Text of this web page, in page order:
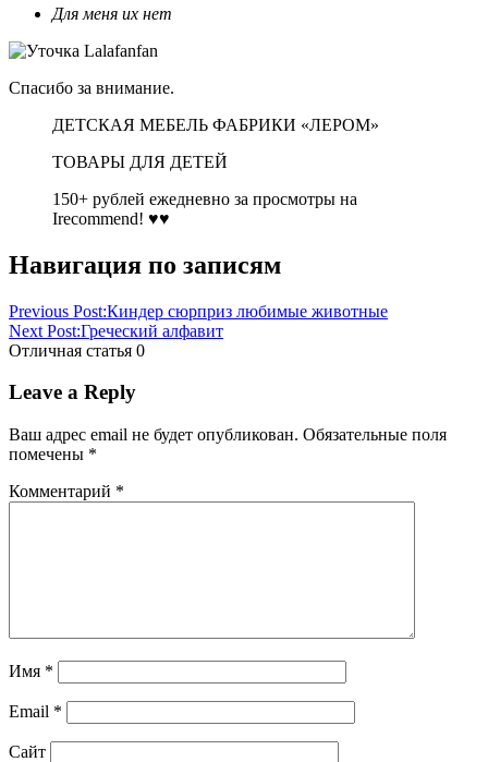
Для меня их нет
Спасибо за внимание.
ДЕТСКАЯ МЕБЕЛЬ ФАБРИКИ «ЛЕРОМ»
ТОВАРЫ ДЛЯ ДЕТЕЙ
150+ рублей ежедневно за просмотры на
Irecommend! ♥♥
Навигация по записям
Previous Post:Киндер сюрприз любимые животные
Next Post:Греческий алфавит
Отличная статья 0
Leave a Reply
Ваш адрес email не будет опубликован. Обязательные поля
помечены *
Комментарий *
Имя *
Email *
Сайт